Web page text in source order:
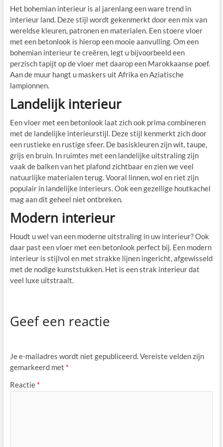
Het bohemian interieur is al jarenlang een ware trend in
interieur land. Deze stijl wordt gekenmerkt door een mix van
wereldse kleuren, patronen en materialen. Een stoere vloer
met een betonlook is hierop een mooie aanvulling. Om een
bohemian interieur te creëren, legt u bijvoorbeeld een
perzisch tapijt op de vloer met daarop een Marokkaanse poef.
Aan de muur hangt u maskers uit Afrika en Aziatische
lampionnen.
Landelijk interieur
Een vloer met een betonlook laat zich ook prima combineren
met de landelijke interieurstijl. Deze stijl kenmerkt zich door
een rustieke en rustige sfeer. De basiskleuren zijn wit, taupe,
grijs en bruin. In ruimtes met een landelijke uitstraling zijn
vaak de balken van het plafond zichtbaar en zien we veel
natuurlijke materialen terug. Vooral linnen, wol en riet zijn
populair in landelijke interieurs. Ook een gezellige houtkachel
mag aan dit geheel niet ontbreken.
Modern interieur
Houdt u wel van een moderne uitstraling in uw interieur? Ook
daar past een vloer met een betonlook perfect bij. Een modern
interieur is stijlvol en met strakke lijnen ingericht, afgewisseld
met de nodige kunststukken. Het is een strak interieur dat
veel luxe uitstraalt.
Geef een reactie
Je e-mailadres wordt niet gepubliceerd. Vereiste velden zijn
gemarkeerd met *
Reactie *